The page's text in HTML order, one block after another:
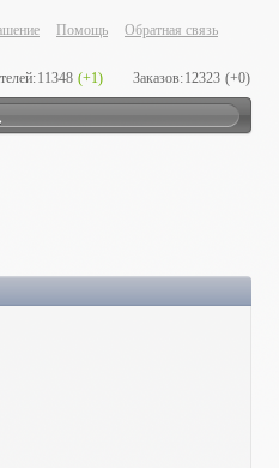
Помощь Обратная связь
11348 (+1) Заказов:12323 (+0)